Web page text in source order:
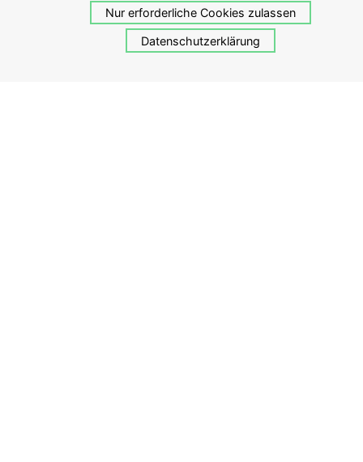
Nur erforderliche Cookies zulassen
Datenschutzerklärung